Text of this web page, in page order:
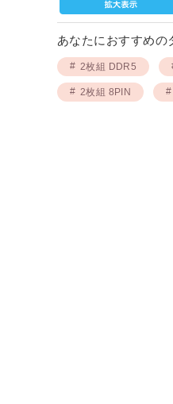
あなたにおすすめの
2枚組 DDR5
2枚組 8PIN